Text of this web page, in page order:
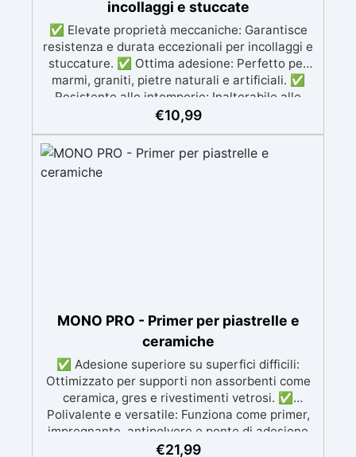
incollaggi e stuccate
✅ Elevate proprietà meccaniche: Garantisce
resistenza e durata eccezionali per incollaggi e
stuccature. ✅ Ottima adesione: Perfetto per
marmi, graniti, pietre naturali e artificiali. ✅
Resistente alle intemperie: Inalterabile alle
condizioni atmosferiche e resistente agli UV. ✅
verticali, senza rischio di colature. ✅ Facile da
usare: Miscelazione semplice con rapporto
100:50 per risultati ottimali.
€10,99
MONO PRO - Primer per piastrelle e
ceramiche
✅ Adesione superiore su superfici difficili:
Ottimizzato per supporti non assorbenti come
ceramica, gres e rivestimenti vetrosi. ✅
Polivalente e versatile: Funziona come primer,
impregnante, antipolvere e ponte di adesione
per superfici minerali e calcestruzzo. ✅
€21,99